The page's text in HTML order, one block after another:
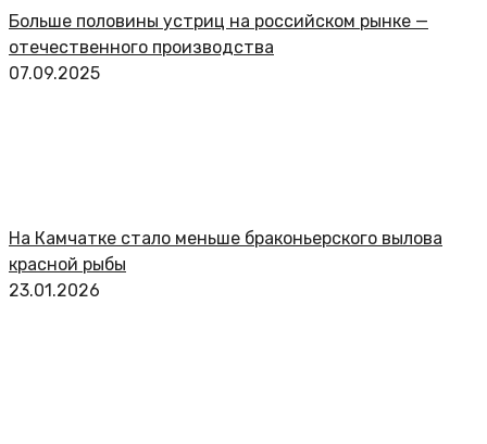
Больше половины устриц на российском рынке —
отечественного производства
07.09.2025
На Камчатке стало меньше браконьерского вылова
красной рыбы
23.01.2026